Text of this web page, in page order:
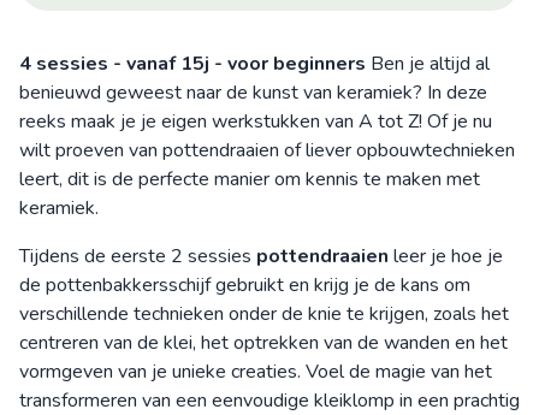
4 sessies - vanaf 15j - voor beginners Ben je altijd al
benieuwd geweest naar de kunst van keramiek? In deze
reeks maak je je eigen werkstukken van A tot Z! Of je nu
wilt proeven van pottendraaien of liever opbouwtechnieken
leert, dit is de perfecte manier om kennis te maken met
keramiek.
Tijdens de eerste 2 sessies pottendraaien leer je hoe je
de pottenbakkersschijf gebruikt en krijg je de kans om
verschillende technieken onder de knie te krijgen, zoals het
centreren van de klei, het optrekken van de wanden en het
vormgeven van je unieke creaties. Voel de magie van het
transformeren van een eenvoudige kleiklomp in een prachtig